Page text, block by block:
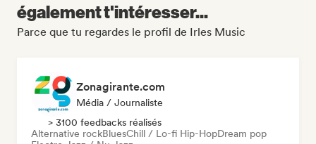
également t'intéresser...
Parce que tu regardes le profil de Irles Music
Zonagirante.com
Média / Journaliste
> 3100 feedbacks réalisés
Alternative rockBluesChill / Lo-fi Hip-HopDream pop